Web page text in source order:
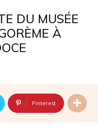
DU MUSÉE
À
Pinterest